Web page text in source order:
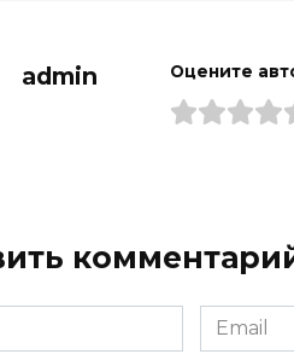
admin Оцените
Email
*